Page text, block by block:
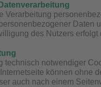
Verarbeitung
des Nutzers erfolgt
technisch notwendiger
können ohne
auch nach einem